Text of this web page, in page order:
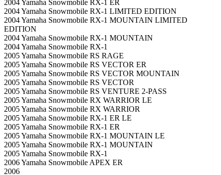
2004 Yamaha Snowmobile RX-1 ER
2004 Yamaha Snowmobile RX-1 LIMITED EDITION
2004 Yamaha Snowmobile RX-1 MOUNTAIN LIMITED
EDITION
2004 Yamaha Snowmobile RX-1 MOUNTAIN
2004 Yamaha Snowmobile RX-1
2005 Yamaha Snowmobile RS RAGE
2005 Yamaha Snowmobile RS VECTOR ER
2005 Yamaha Snowmobile RS VECTOR MOUNTAIN
2005 Yamaha Snowmobile RS VECTOR
2005 Yamaha Snowmobile RS VENTURE 2-PASS
2005 Yamaha Snowmobile RX WARRIOR LE
2005 Yamaha Snowmobile RX WARRIOR
2005 Yamaha Snowmobile RX-1 ER LE
2005 Yamaha Snowmobile RX-1 ER
2005 Yamaha Snowmobile RX-1 MOUNTAIN LE
2005 Yamaha Snowmobile RX-1 MOUNTAIN
2005 Yamaha Snowmobile RX-1
2006 Yamaha Snowmobile APEX ER
2006